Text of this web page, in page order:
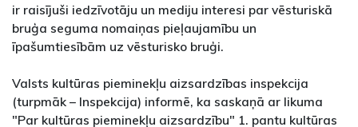
ir raisījuši iedzīvotāju un mediju interesi par vēsturiskā
bruģa seguma nomaiņas pieļaujamību un
īpašumtiesībām uz vēsturisko bruģi.
Valsts kultūras pieminekļu aizsardzības inspekcija
(turpmāk – Inspekcija) informē, ka saskaņā ar likuma
"Par kultūras pieminekļu aizsardzību" 1. pantu kultūras